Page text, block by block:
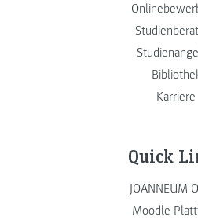
Karriere
Quick
JOANNEUM
Moodle